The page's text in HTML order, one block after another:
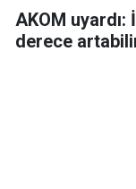
AKOM uyardı:
derece